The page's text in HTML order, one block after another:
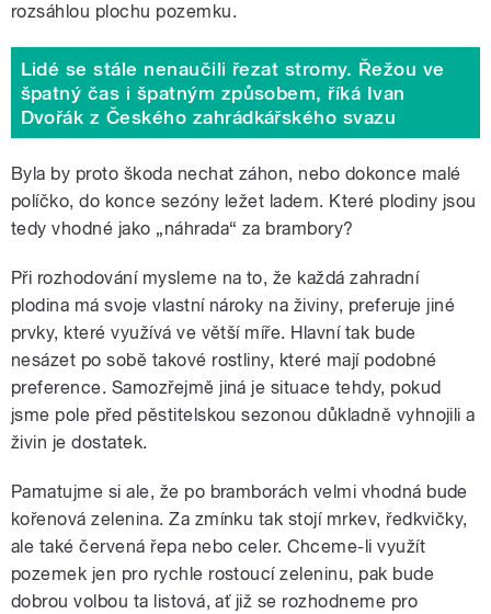
rozsáhlou plochu pozemku.
Lidé se stále nenaučili řezat stromy. Řežou ve
špatný čas i špatným způsobem, říká Ivan
Dvořák z Českého zahrádkářského svazu
Byla by proto škoda nechat záhon, nebo dokonce malé
políčko, do konce sezóny ležet ladem. Které plodiny jsou
tedy vhodné jako „náhrada“ za brambory?
Při rozhodování mysleme na to, že každá zahradní
plodina má svoje vlastní nároky na živiny, preferuje jiné
prvky, které využívá ve větší míře. Hlavní tak bude
nesázet po sobě takové rostliny, které mají podobné
preference. Samozřejmě jiná je situace tehdy, pokud
jsme pole před pěstitelskou sezonou důkladně vyhnojili a
živin je dostatek.
Pamatujme si ale, že po bramborách velmi vhodná bude
kořenová zelenina. Za zmínku tak stojí mrkev, ředkvičky,
ale také červená řepa nebo celer. Chceme-li využít
pozemek jen pro rychle rostoucí zeleninu, pak bude
dobrou volbou ta listová, ať již se rozhodneme pro